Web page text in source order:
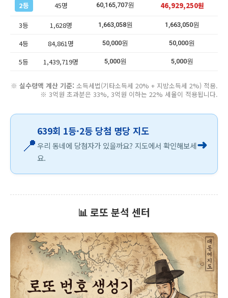
2등 45명 60,165,707원 46,929,250원
3등 1,628명 1,663,058원 1,663,050원
4등 84,861명 50,000원 50,000원
5등 1,439,719명 5,000원 5,000원
※ 실수령액 계산 기준: 소득세법(기타소득세 20% + 지방소득세 2%) 적용.
※ 3억원 초과분은 33%, 3억원 이하는 22% 세율이 적용됩니다.
📍
639회 1등·2등 당첨 명당 지도
우리 동네에 당첨자가 있을까요? 지도에서 확인해보세
요.
➜
📊 로또 분석 센터